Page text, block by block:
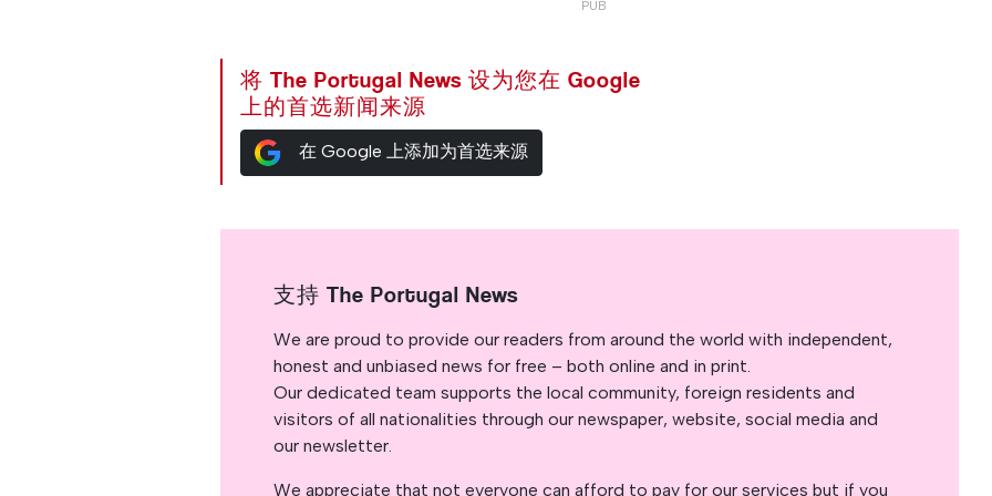
将 The Portugal News 设为您在 Google
上的首选新闻来源
在 Google 上添加为首选来源
支持 The Portugal News
We are proud to provide our readers from around the world with independent,
honest and unbiased news for free – both online and in print.
Our dedicated team supports the local community, foreign residents and
visitors of all nationalities through our newspaper, website, social media and
our newsletter.
We appreciate that not everyone can afford to pay for our services but if you